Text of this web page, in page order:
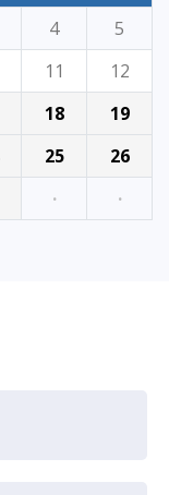
4
5
11
12
18
19
25
26
· ·